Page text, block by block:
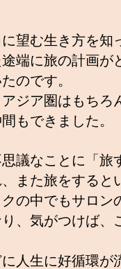
望む生き方を
端に旅の計画が
のです。
ジア圏はもち
もできました。
議なことに「旅
また旅をすると
の中でもサロン
、気がつけば、
人生に好循環が